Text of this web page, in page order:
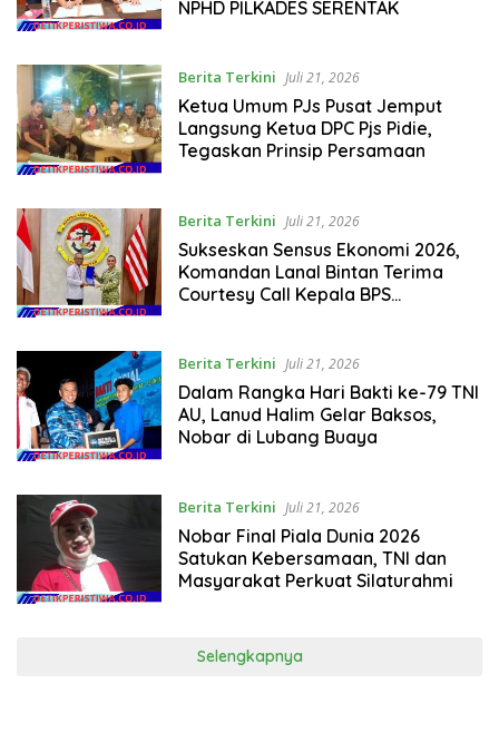
NPHD PILKADES SERENTAK
Berita Terkini Juli 21, 2026
Ketua Umum PJs Pusat Jemput
Langsung Ketua DPC Pjs Pidie,
Tegaskan Prinsip Persamaan
Berita Terkini Juli 21, 2026
Sukseskan Sensus Ekonomi 2026,
Komandan Lanal Bintan Terima
Courtesy Call Kepala BPS
Berita Terkini Juli 21, 2026
Dalam Rangka Hari Bakti ke-79 TNI
AU, Lanud Halim Gelar Baksos,
Nobar di Lubang Buaya
Berita Terkini Juli 21, 2026
Nobar Final Piala Dunia 2026
Satukan Kebersamaan, TNI dan
Masyarakat Perkuat Silaturahmi
Selengkapnya